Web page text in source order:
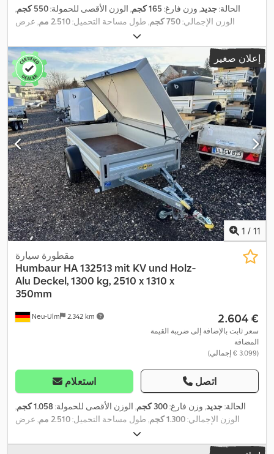
الحالة:جديد, وزن فارغ: 165 كجم , الوزن الأقصى للحمولة:550 كجم
,
الوزن الإجمالي:750 كجم , طول مساحة التحميل:2.510 مم
, عرض
, ارتفاع مساحة التحميل:
التحميل:2,3 م³ , لون:آخر, ارتفاع البناء:1.215 مم , العرض التشغيلي:1.760
مم, إعلان صغير
1 / 11
Neu-Ulm 2.342 km
مقطورة سيارة
Humbaur HA 132513 mit KV und Holz-
Alu Deckel, 1300 kg, 2510 x 1310 x
350mm
‏2.604 €
سعر ثابت بالإضافة إلى ضريبة القيمة
المضافة
(‏3.099 € إجمالي)
استعلام اتصل
الحالة:جديد, وزن فارغ:300 كجم , الوزن الأقصى للحمولة:1.058 كجم
,
الوزن الإجمالي:1.300 كجم , طول مساحة التحميل:2.510 مم
, عرض
, ارتفاع مساحة التحميل:
التحميل:1,6 م³ , لون:آخر, ارتفاع البناء:1.250 مم , العرض التشغيلي:1.810